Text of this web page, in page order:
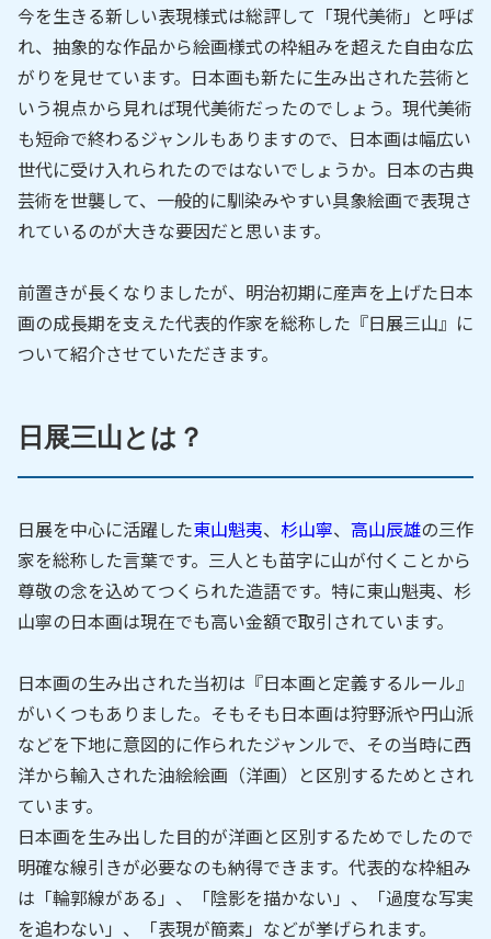
今を生きる新しい表現様式は総評して「現代美術」と呼ば
れ、抽象的な作品から絵画様式の枠組みを超えた自由な広
がりを見せています。日本画も新たに生み出された芸術と
いう視点から見れば現代美術だったのでしょう。現代美術
も短命で終わるジャンルもありますので、日本画は幅広い
世代に受け入れられたのではないでしょうか。日本の古典
芸術を世襲して、一般的に馴染みやすい具象絵画で表現さ
れているのが大きな要因だと思います。
前置きが長くなりましたが、明治初期に産声を上げた日本
画の成長期を支えた代表的作家を総称した『日展三山』に
ついて紹介させていただきます。
日展三山とは？
日展を中心に活躍した東山魁夷、 杉山寧、 高山辰雄の三作
家を総称した言葉です。三人とも苗字に山が付くことから
尊敬の念を込めてつくられた造語です。特に東山魁夷、杉
山寧の日本画は現在でも高い金額で取引されています。
日本画の生み出された当初は『日本画と定義するルール』
がいくつもありました。そもそも日本画は狩野派や円山派
などを下地に意図的に作られたジャンルで、その当時に西
洋から輸入された油絵絵画（洋画）と区別するためとされ
ています。
日本画を生み出した目的が洋画と区別するためでしたので
明確な線引きが必要なのも納得できます。代表的な枠組み
は「輪郭線がある」、「陰影を描かない」、「過度な写実
を追わない」、「表現が簡素」などが挙げられます。